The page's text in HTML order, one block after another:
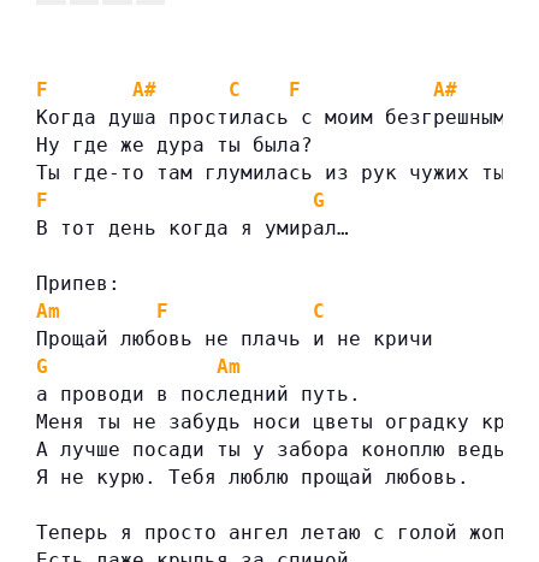
F A# C F A#
Когда душа простилась с моим безгрешным
Ну где же дура ты была?
Ты где-то там глумилась из рук чужих ты
F
G
В тот день когда я умирал…
Припев:
Am
F
C
Прощай любовь не плачь и не кричи
G
Am
а проводи в последний путь.
Меня ты не забудь носи цветы оградку
А лучше посади ты у забора коноплю ведь
Я не курю. Тебя люблю прощай любовь.
Теперь я просто ангел летаю с голой жопой